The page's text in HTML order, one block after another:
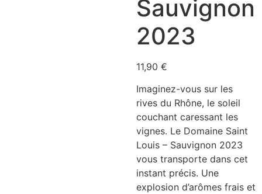
Sauvignon
2023
11,90 €
Imaginez-vous sur les
rives du Rhône, le soleil
couchant caressant les
vignes. Le Domaine Saint
Louis – Sauvignon 2023
vous transporte dans cet
instant précis. Une
explosion d’arômes frais et